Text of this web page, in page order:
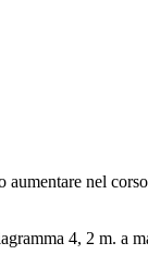
aumentare nel
4, 2 m. a